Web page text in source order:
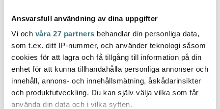
Ansvarsfull användning av dina uppgifter
Vi och våra 27 partners behandlar din personliga data,
som t.ex. ditt IP-nummer, och använder teknologi såsom
cookies för att lagra och få tillgång till information på din
enhet för att kunna tillhandahålla personliga annonser och
innehåll, annons- och innehållsmätning, åskådarinsikter
och produktutveckling. Du kan själv välja vilka som får
använda din data och i vilka syften.
Scrapcooking
Utstickare kakformar
16-pack djur
137 kr 229 kr
Rig-tig
Moomin ABC Tallrik
Djup 15 cm
Vit/Turqouise
119 kr
Pippi